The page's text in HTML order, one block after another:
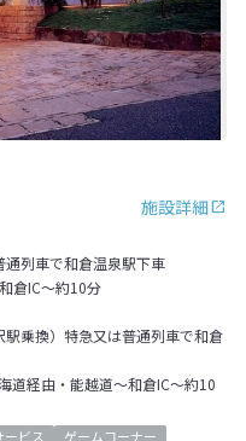
施設詳細
列車で和倉温泉駅下車
倉IC～約10分
乗換）特急又は普通列車で和倉
道経由・能越道～和倉IC～約10
ービス
ゲームコーナー